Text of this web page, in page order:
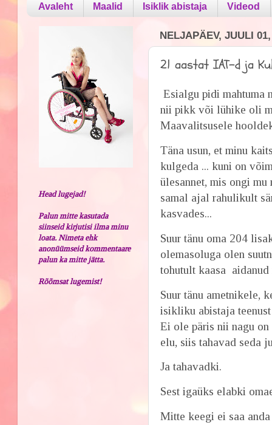
Avaleht Maalid Isiklik abistaja Videod
NELJAPÄEV, JUULI
21 aastat IAT-d ja
Esialgu pidi mahtuma
nii pikk või lühike oli
Maavalitsusele
Täna usun, et minu
kulgeda ... kuni on
ülesannet, mis ongi
samal ajal rahulikult
kasvades...
Suur tänu oma 204
olemasoluga olen
tohutult kaasa
Suur tänu ametnikele,
isikliku abistaja
Ei ole päris nii nagu
elu, siis tahavad seda
Ja tahavadki.
Sest igaüks elabki
Mitte keegi ei saa
Head lugejad!
Palun mitte kasutada
siinseid kirjutisi ilma minu
loata. Nimeta ehk
anonüümseid kommentaare
palun ka mitte jätta.
Rõõmsat lugemist!